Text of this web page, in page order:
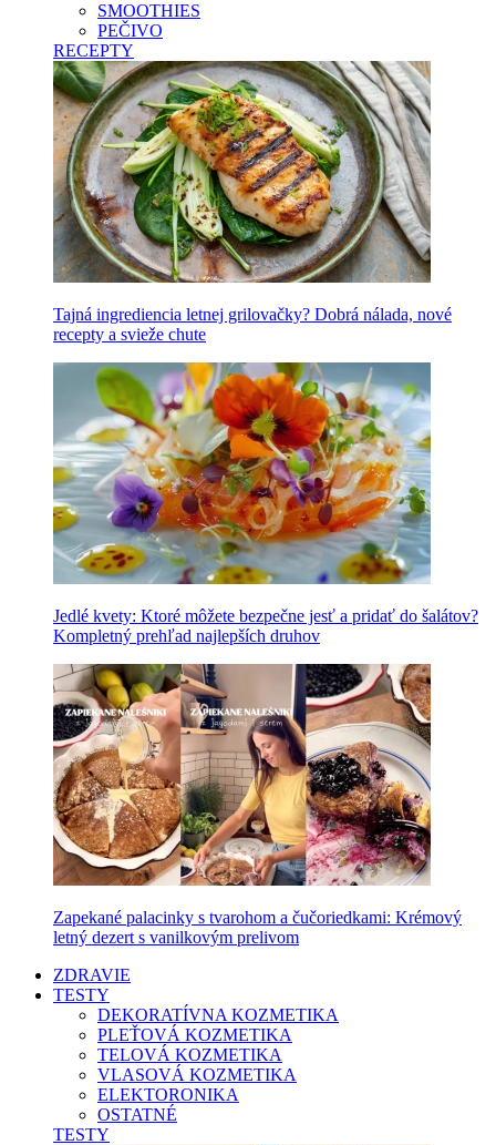
SMOOTHIES
PEČIVO
RECEPTY
Tajná ingrediencia letnej grilovačky? Dobrá nálada, nové
recepty a svieže chute
Jedlé kvety: Ktoré môžete bezpečne jesť a pridať do šalátov?
Kompletný prehľad najlepších druhov
Zapekané palacinky s tvarohom a čučoriedkami: Krémový
letný dezert s vanilkovým prelivom
ZDRAVIE
TESTY
DEKORATÍVNA KOZMETIKA
PLEŤOVÁ KOZMETIKA
TELOVÁ KOZMETIKA
VLASOVÁ KOZMETIKA
ELEKTORONIKA
OSTATNÉ
TESTY